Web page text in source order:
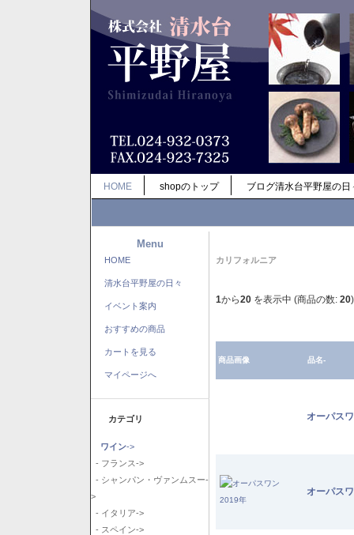
HOME shopのトップ ブログ清水台平野屋の日
Menu
HOME
清水台平野屋の日々
イベント案内
おすすめの商品
カートを見る
マイページへ
カテゴリ
ワイン->
- フランス->
- シャンパン・ヴァンムスー-
>
- イタリア->
- スペイン->
カリフォルニア
1から20 を表示中 (商品の数: 20)
商品画像 品名-
オーパス
オーパス